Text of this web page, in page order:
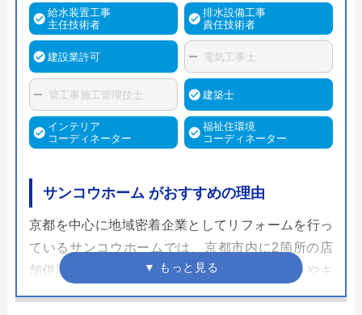
給水装置工事
主任技術者
排水設備工事
責任技術者
建設業許可 電気工事士
管工事施工管理技士 建築士
インテリア
コーディネーター
福祉住環境
コーディネーター
サンコウホーム がおすすめの理由
京都を中心に地域密着企業としてリフォームを行っ
ているサンコウホームでは、京都市内に2箇所の店
舗併設のショールームを構えています。トイレやキ
ッチンなど数多くの住宅設備を展示しているので、